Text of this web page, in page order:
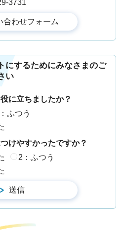
3731
にするためにみなさまのご
い
に立ちましたか？
ふつう
けやすかったですか？
2：ふつう